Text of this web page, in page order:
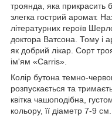
троянда, яка прикрасить
злегка гострий аромат.
літературних героїв
доктора Ватсона. Тому і
як добрий лікар. Сорт
ім'ям «Carris».
Колір бутона темно-
розпускається та
квітка чашоподібна,
кольору, її діаметр 7-9